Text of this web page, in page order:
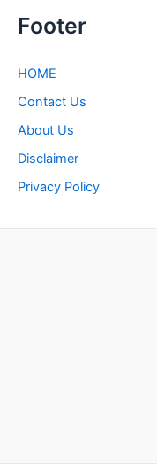
Footer
HOME
Contact Us
About Us
Disclaimer
Privacy Policy